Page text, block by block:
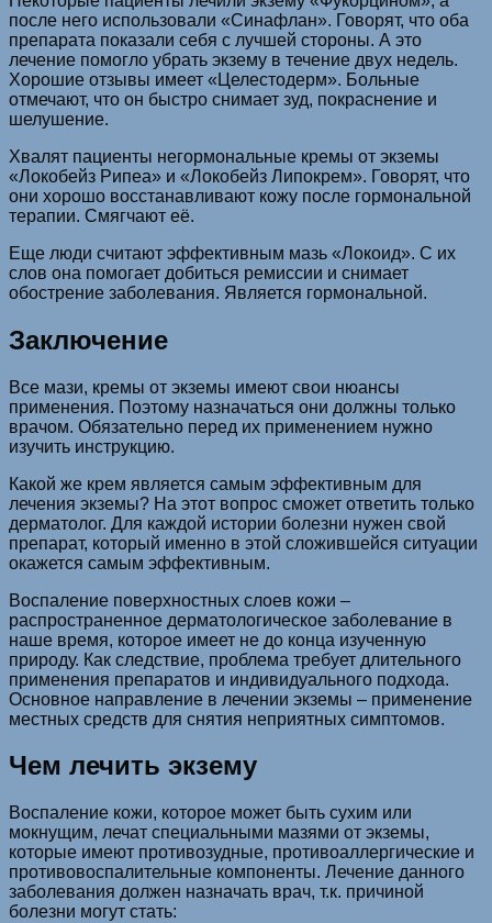
после него использовали «Синафлан». Говорят, что оба
препарата показали себя с лучшей стороны. А это
лечение помогло убрать экзему в течение двух недель.
Хорошие отзывы имеет «Целестодерм». Больные
отмечают, что он быстро снимает зуд, покраснение и
шелушение.
Хвалят пациенты негормональные кремы от экземы
«Локобейз Рипеа» и «Локобейз Липокрем». Говорят, что
они хорошо восстанавливают кожу после гормональной
терапии. Смягчают её.
Еще люди считают эффективным мазь «Локоид». С их
слов она помогает добиться ремиссии и снимает
обострение заболевания. Является гормональной.
Заключение
Все мази, кремы от экземы имеют свои нюансы
применения. Поэтому назначаться они должны только
врачом. Обязательно перед их применением нужно
изучить инструкцию.
Какой же крем является самым эффективным для
лечения экземы? На этот вопрос сможет ответить только
дерматолог. Для каждой истории болезни нужен свой
препарат, который именно в этой сложившейся ситуации
окажется самым эффективным.
Воспаление поверхностных слоев кожи –
распространенное дерматологическое заболевание в
наше время, которое имеет не до конца изученную
природу. Как следствие, проблема требует длительного
применения препаратов и индивидуального подхода.
Основное направление в лечении экземы – применение
местных средств для снятия неприятных симптомов.
Чем лечить экзему
Воспаление кожи, которое может быть сухим или
мокнущим, лечат специальными мазями от экземы,
которые имеют противозудные, противоаллергические и
противовоспалительные компоненты. Лечение данного
заболевания должен назначать врач, т.к. причиной
болезни могут стать: